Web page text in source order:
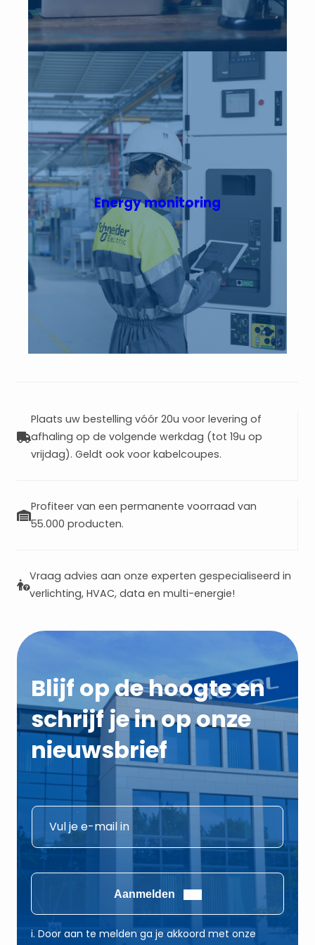
Energy monitoring
Plaats uw bestelling vóór 20u voor levering of
afhaling op de volgende werkdag (tot 19u op
vrijdag). Geldt ook voor kabelcoupes.
Profiteer van een permanente voorraad van
55.000 producten.
Vraag advies aan onze experten gespecialiseerd in
verlichting, HVAC, data en multi-energie!
Blijf op de hoogte en
schrijf je in op onze
nieuwsbrief
E
m
l
E
E
m
a
l
*
Aanmelden
i. Door aan te melden ga je akkoord met onze